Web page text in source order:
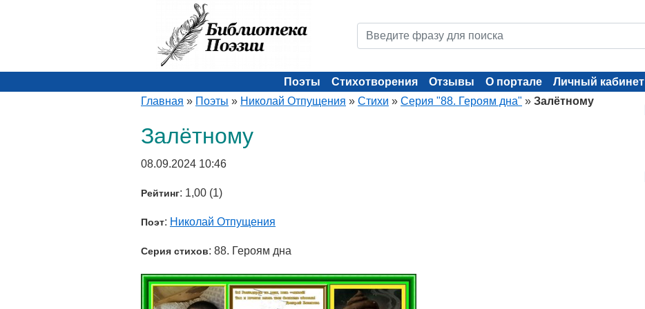
Поэты Стихотворения Отзывы О портале
Личный кабинет
Главная » Поэты » Николай Отпущения » Стихи » Серия "88. Героям дна" » Залётному
Залётному
08.09.2024 10:46
Рейтинг: 1,00 (1)
Поэт: Николай Отпущения
Серия стихов: 88. Героям дна